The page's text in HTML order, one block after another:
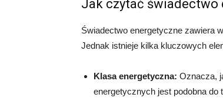
Jak czytać świadectwo
Świadectwo energetyczne zawiera
Jednak istnieje kilka kluczowych
Klasa energetyczna: Oznacza,
energetycznych jest podobna